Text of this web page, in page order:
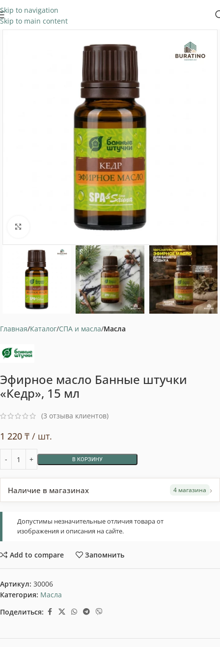
Skip to navigation
Skip to main content
Нажмите, чтобы увеличить
Главная Каталог СПА и масла Масла
Эфирное масло Банные штучки
«Кедр», 15 мл
(3 отзыва клиентов)
1 220 ₸ / шт.
В КОРЗИНУ
Наличие в магазинах 4 магазина ›
Допустимы незначительные отличия товара от
изображения и описания на сайте.
Add to compare Запомнить
Артикул: 30006
Категория: Масла
Поделиться: